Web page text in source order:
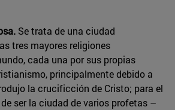
Se trata de una ciudad
tres mayores religiones
cada una por sus propias
principalmente debido a
la crucificción de Cristo; para el
ser la ciudad de varios profetas –